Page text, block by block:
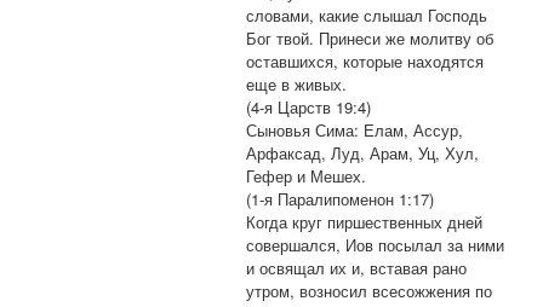
словами, какие слышал Господь
Бог твой. Принеси же молитву об
оставшихся, которые находятся
еще в живых.
(4-я Царств 19:4)
Сыновья Сима: Елам, Ассур,
Арфаксад, Луд, Арам, Уц, Хул,
Гефер и Мешех.
(1-я Паралипоменон 1:17)
Когда круг пиршественных дней
совершался, Иов посылал за ними
и освящал их и, вставая рано
утром, возносил всесожжения по